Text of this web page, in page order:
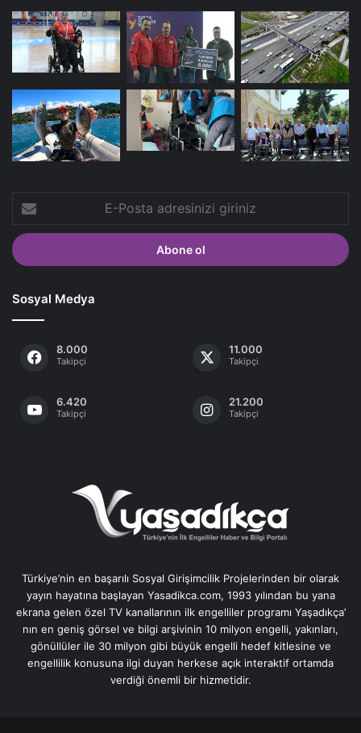
E-
Posta
adresinizi
giriniz
Sosyal Medya
8.000
Takipçi
11.000
Takipçi
6.420
Takipçi
21.200
Takipçi
Türkiye’nin en başarılı Sosyal Girişimcilik Projelerinden bir olarak
yayın hayatına başlayan Yasadikca.com, 1993 yılından bu yana
ekrana gelen özel TV kanallarının ilk engelliler programı Yaşadıkça’
nın en geniş görsel ve bilgi arşivinin 10 milyon engelli, yakınları,
gönüllüler ile 30 milyon gibi büyük engelli hedef kitlesine ve
engellilik konusuna ilgi duyan herkese açık interaktif ortamda
verdiği önemli bir hizmetidir.